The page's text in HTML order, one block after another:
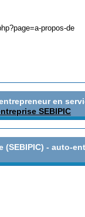
propos-de
en
SEBIPIC
- auto-